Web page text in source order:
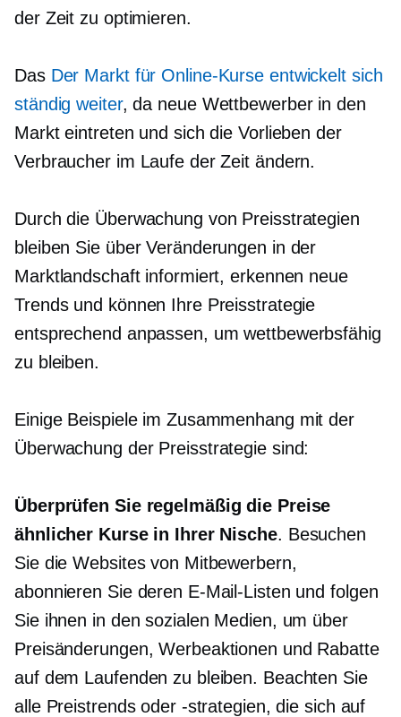
der Zeit zu optimieren.
Das Der Markt für Online-Kurse entwickelt sich
ständig weiter, da neue Wettbewerber in den
Markt eintreten und sich die Vorlieben der
Verbraucher im Laufe der Zeit ändern.
Durch die Überwachung von Preisstrategien
bleiben Sie über Veränderungen in der
Marktlandschaft informiert, erkennen neue
Trends und können Ihre Preisstrategie
entsprechend anpassen, um wettbewerbsfähig
zu bleiben.
Einige Beispiele im Zusammenhang mit der
Überwachung der Preisstrategie sind:
Überprüfen Sie regelmäßig die Preise
ähnlicher Kurse in Ihrer Nische. Besuchen
Sie die Websites von Mitbewerbern,
abonnieren Sie deren E-Mail-Listen und folgen
Sie ihnen in den sozialen Medien, um über
Preisänderungen, Werbeaktionen und Rabatte
auf dem Laufenden zu bleiben. Beachten Sie
alle Preistrends oder -strategien, die sich auf